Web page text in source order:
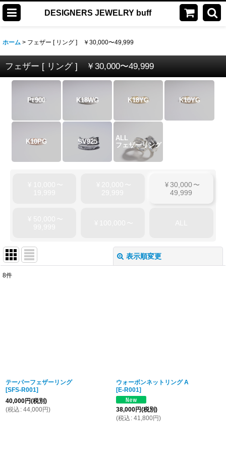
DESIGNERS JEWELRY buff
ホーム > フェザー [ リング ] ￥30,000〜49,999
フェザー [ リング ] ￥30,000〜49,999
Pt900 K18WG K18YG K10YG
K10PG SV925
ALL
フェザーリング
¥ 30,000 〜
49,999
表示順変更
8件
テーパーフェザーリング
[SFS-R001]
40,000円(税別)
(税込 : 44,000円)
ウォーボンネットリング A
[E-R001]
38,000円(税別)
(税込 : 41,800円)